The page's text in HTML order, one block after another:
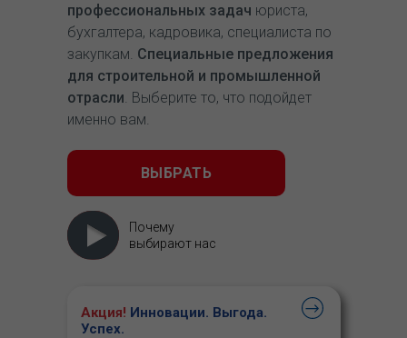
профессиональных задач юриста,
бухгалтера, кадровика, специалиста по
закупкам. Специальные предложения
для строительной и промышленной
отрасли. Выберите то, что подойдет
именно вам.
ВЫБРАТЬ
Почему
выбирают нас
Акция! Инновации. Выгода.
Успех.